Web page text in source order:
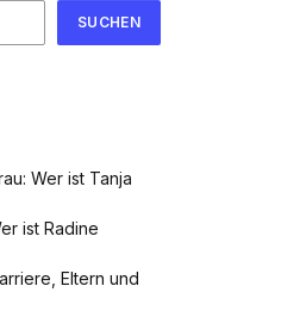
SUCHEN
Wer ist Tanja
ist Radine
Eltern und